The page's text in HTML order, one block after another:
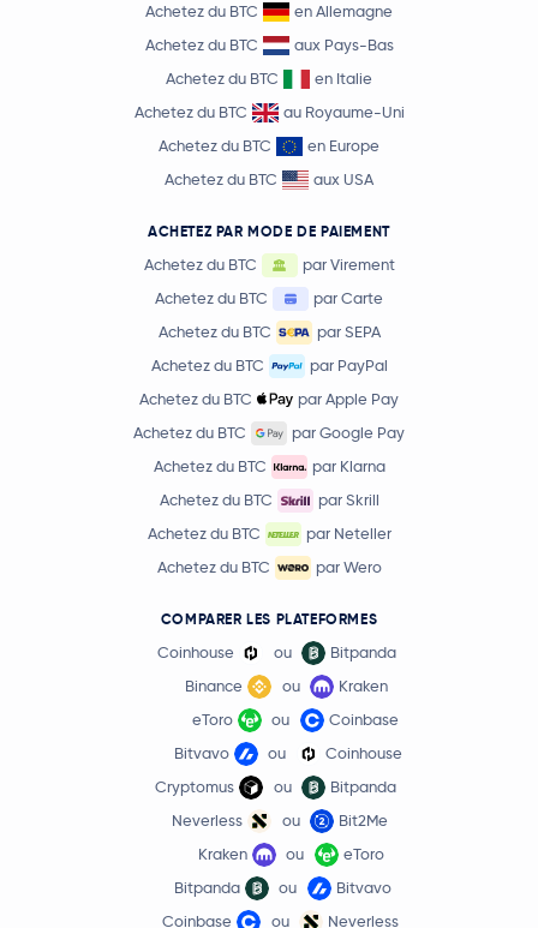
Achetez du BTC
en Allemagne
Achetez du BTC
aux Pays-Bas
Achetez du BTC
en Italie
Achetez du BTC
au Royaume-Uni
Achetez du BTC
en Europe
Achetez du BTC
aux USA
ACHETEZ PAR MODE DE PAIEMENT
Achetez du BTC
par Virement
Achetez du BTC
par Carte
Achetez du BTC
par SEPA
Achetez du BTC
par PayPal
Achetez du BTC
par Apple Pay
Achetez du BTC
par Google Pay
Achetez du BTC
par Klarna
Achetez du BTC
par Skrill
Achetez du BTC
par Neteller
Achetez du BTC
par Wero
COMPARER LES PLATEFORMES
Coinhouse ou
Bitpanda
Binance
ou
Kraken
eToro
ou
Coinbase
Bitvavo
ou
Coinhouse
Cryptomus
ou
Bitpanda
Neverless
ou
Bit2Me
Kraken
ou
eToro
Bitpanda
ou
Bitvavo
Coinbase
ou Neverless